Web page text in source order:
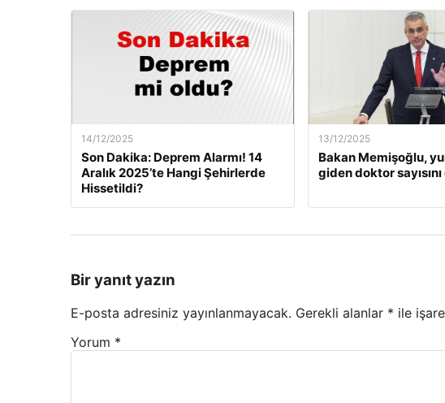
14/12/2025
Son Dakika: Deprem Alarmı! 14
Aralık 2025’te Hangi Şehirlerde
Hissetildi?
13/12/2025
Bakan Memişoğlu,
giden doktor
Bir yanıt yazın
E-posta adresiniz yayınlanmayacak. Gerekli alanlar * ile
Yorum *